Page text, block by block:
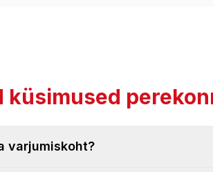
küsimused
varjumiskoht?